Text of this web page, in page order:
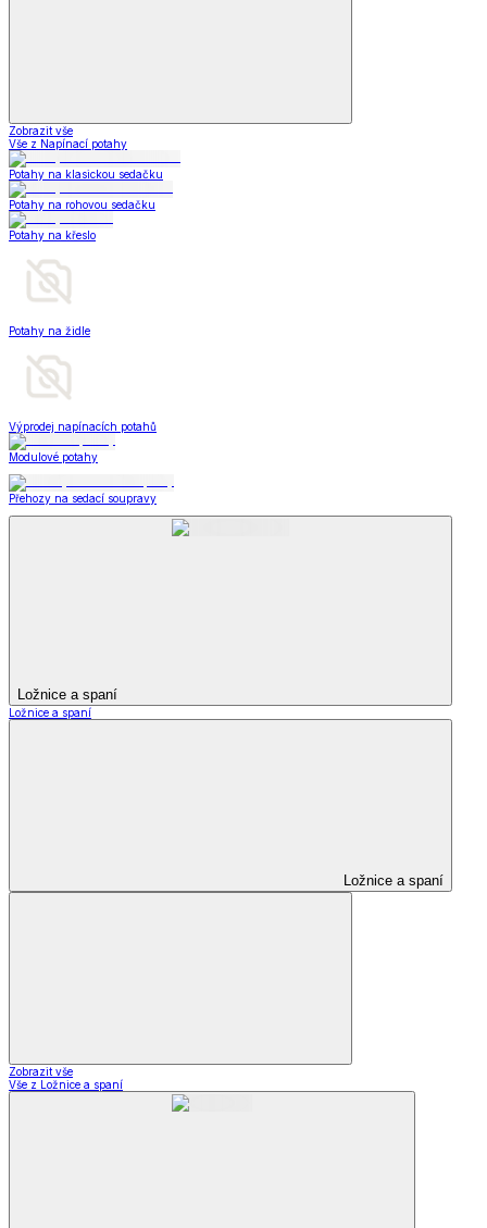
Zobrazit vše
Vše z Napínací potahy
Potahy na klasickou sedačku
Potahy na rohovou sedačku
Potahy na křeslo
Potahy na židle
Výprodej napínacích potahů
Modulové potahy
Přehozy na sedací soupravy
Ložnice a spaní
Ložnice a spaní
Ložnice a spaní
Zobrazit vše
Vše z Ložnice a spaní